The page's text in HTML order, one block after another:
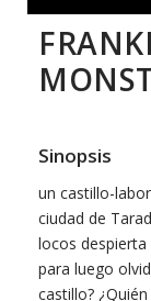
Sinopsis
un castillo-
ciudad de
locos despierta
para luego
castillo?